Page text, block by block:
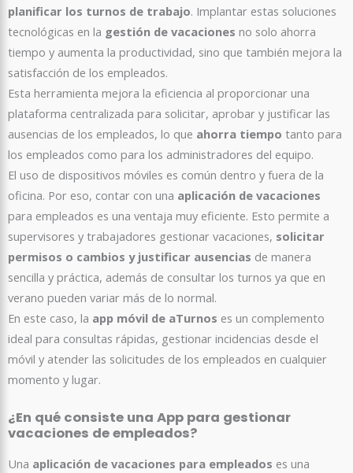
planificar los turnos de trabajo. Implantar estas soluciones
tecnológicas en la gestión de vacaciones no solo ahorra
tiempo y aumenta la productividad, sino que también mejora la
satisfacción de los empleados.
Esta herramienta mejora la eficiencia al proporcionar una
plataforma centralizada para solicitar, aprobar y justificar las
ausencias de los empleados, lo que ahorra tiempo tanto para
los empleados como para los administradores del equipo.
El uso de dispositivos móviles es común dentro y fuera de la
oficina. Por eso, contar con una aplicación de vacaciones
para empleados es una ventaja muy eficiente. Esto permite a
supervisores y trabajadores gestionar vacaciones, solicitar
permisos o cambios y justificar ausencias de manera
sencilla y práctica, además de consultar los turnos ya que en
verano pueden variar más de lo normal.
En este caso, la app móvil de aTurnos es un complemento
ideal para consultas rápidas, gestionar incidencias desde el
móvil y atender las solicitudes de los empleados en cualquier
momento y lugar.
¿En qué consiste una App para gestionar
vacaciones de empleados?
Una aplicación de vacaciones para empleados es una